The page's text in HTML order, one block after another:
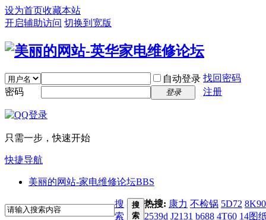
设为首页收藏本站
开启辅助访问 切换到宽版
自动登录 找回密码
密码
登录 注册
只需一步，快速开始
快捷导航
美丽的网站-家电维修论坛BBS
搜
索
搜
索
热搜: 康力 不检锅 5D72 8K90
2539d J2131 b688 4T60 14图